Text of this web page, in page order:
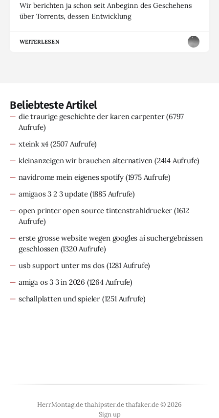
Wir berichten ja schon seit Anbeginn des Geschehens
über Torrents, dessen Entwicklung
WEITERLESEN
Beliebteste Artikel
die traurige geschichte der karen carpenter(6797
Aufrufe)
xteink x4 (2507 Aufrufe)
kleinanzeigen wir brauchen alternativen (2414 Aufrufe)
navidrome mein eigenes spotify (1975 Aufrufe)
amigaos 3 2 3 update (1885 Aufrufe)
open printer open source tintenstrahldrucker (1612
Aufrufe)
erste grosse website wegen googles ai suchergebnissen
geschlossen (1320 Aufrufe)
usb support unter ms dos (1281 Aufrufe)
amiga os 3 3 in 2026 (1264 Aufrufe)
schallplatten und spieler (1251 Aufrufe)
HerrMontag.de thahipster.de thafaker.de © 2026
Sign up